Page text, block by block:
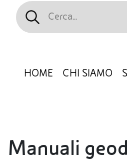
HOME CHI SIAMO
Manuali